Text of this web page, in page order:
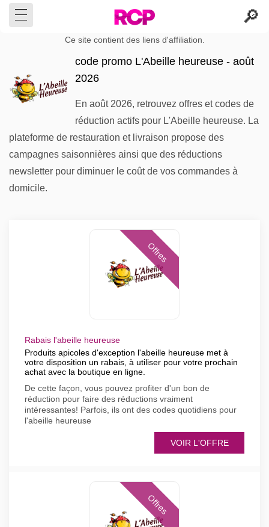
Ce site contient des liens d'affiliation.
code promo L'Abeille heureuse - août
2026
En août 2026, retrouvez offres et codes de
réduction actifs pour L'Abeille heureuse. La
plateforme de restauration et livraison propose des
campagnes saisonnières ainsi que des réductions
newsletter pour diminuer le coût de vos commandes à
domicile.
Offres
Rabais l'abeille heureuse
Produits apicoles d'exception l'abeille heureuse met à
votre disposition un rabais, à utiliser pour votre prochain
achat avec la boutique en ligne.
De cette façon, vous pouvez profiter d'un bon de
réduction pour faire des réductions vraiment
intéressantes! Parfois, ils ont des codes quotidiens pour
l'abeille heureuse
VOIR L'OFFRE
Offres